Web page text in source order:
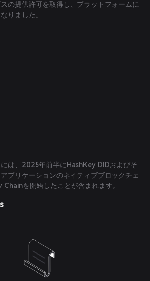
の提供許可を取得し、プラットフォームに
りました。
は、2025年前半にHashKey DIDおよびそ
プリケーションのネイティブブロックチェ
Chainを開始したことが含まれます。